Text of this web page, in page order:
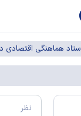
ستاد هماهنگی اقتصادی